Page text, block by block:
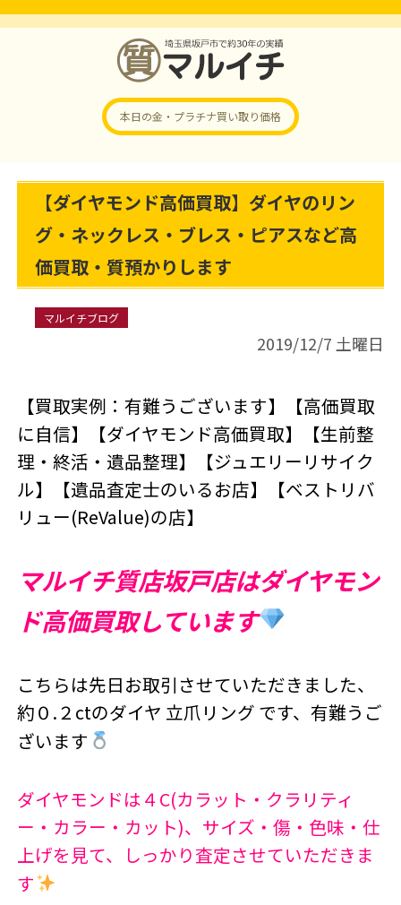
本日の金・プラチナ買い取り価格
【ダイヤモンド高価買取】ダイヤのリン
グ・ネックレス・ブレス・ピアスなど高
価買取・質預かりします
マルイチブログ
2019/12/7 土曜日
【買取実例：有難うございます】【高価買取
に自信】【ダイヤモンド高価買取】【生前整
理・終活・遺品整理】【ジュエリーリサイク
ル】【遺品査定士のいるお店】【ベストリバ
リュー(ReValue)の店】
マルイチ質店坂戸店はダイヤモン
ド高価買取しています
こちらは先日お取引させていただきました、
約０.２ctのダイヤ 立爪リング です、有難うご
ざいます
ダイヤモンドは４C(カラット・クラリティ
ー・カラー・カット)、サイズ・傷・色味・仕
上げを見て、しっかり査定させていただきま
す